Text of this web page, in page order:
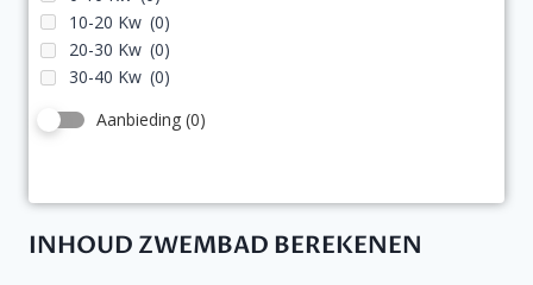
10-20 Kw (0)
20-30 Kw (0)
30-40 Kw (0)
Aanbieding (0)
INHOUD ZWEMBAD BEREKENEN